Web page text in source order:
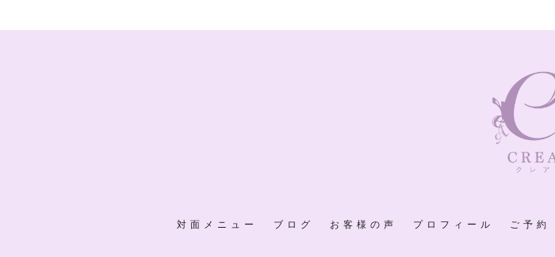
対面メニュー ブログ お客様の声 プロフィール ご予約